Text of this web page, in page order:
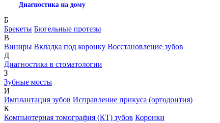
Диагностика на дому
Б
Брекеты Бюгельные протезы
В
Виниры Вкладка под коронку Восстановление зубов
Д
Диагностика в стоматологии
З
Зубные мосты
И
Имплантация зубов Исправление прикуса (ортодонтия)
К
Компьютерная томография (КТ) зубов Коронки